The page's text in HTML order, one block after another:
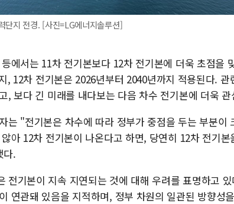
단지 전경. [사진=LG에너지솔루션]
에서는 11차 전기본보다 12차 전기본에 더욱 초점을
, 12차 전기본은 2026년부터 2040년까지 적용된다.
, 보다 긴 미래를 내다보는 다음 차수 전기본에 더욱
는 "전기본은 차수에 따라 정부가 중점을 두는 부분
아 12차 전기본이 나온다고 하면, 당연히 12차 전기
다.
전기본이 지속 지연되는 것에 대해 우려를 표명하고
연관돼 있음을 지적하며, 정부 차원의 일관된 방향성